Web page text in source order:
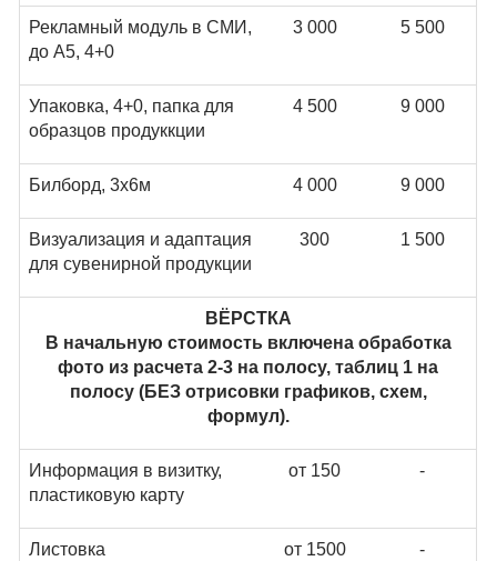
Рекламный модуль в СМИ,
до А5, 4+0
3 000 5 500
Упаковка, 4+0, папка для
образцов продуккции
4 500 9 000
Билборд, 3х6м 4 000 9 000
Визуализация и адаптация
для сувенирной продукции
300 1 500
ВЁРСТКА
В начальную стоимость включена обработка
фото из расчета 2-3 на полосу, таблиц 1 на
полосу (БЕЗ отрисовки графиков, схем,
формул).
Информация в визитку,
пластиковую карту
от 150 -
Листовка от 1500 -